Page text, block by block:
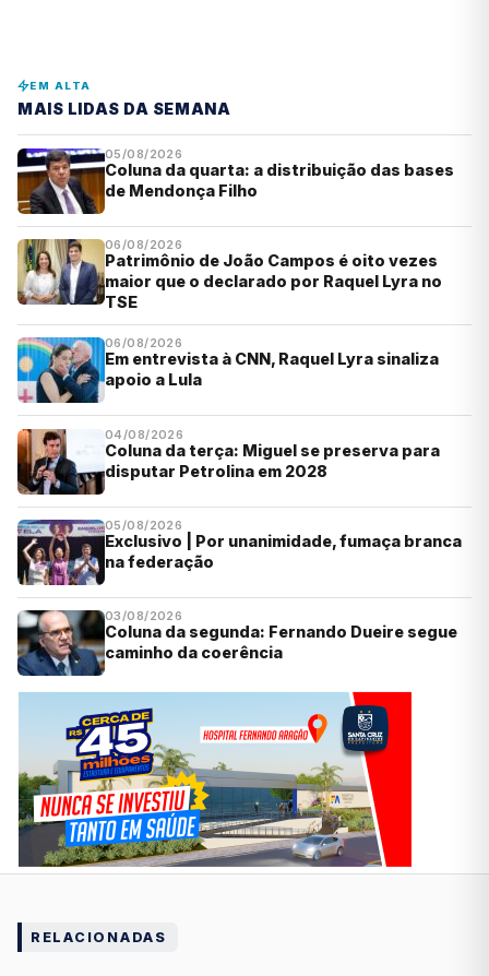
EM ALTA
MAIS LIDAS DA SEMANA
05/08/2026
Coluna da quarta: a distribuição das bases
de Mendonça Filho
06/08/2026
Patrimônio de João Campos é oito vezes
maior que o declarado por Raquel Lyra no
TSE
06/08/2026
Em entrevista à CNN, Raquel Lyra sinaliza
apoio a Lula
04/08/2026
Coluna da terça: Miguel se preserva para
disputar Petrolina em 2028
05/08/2026
Exclusivo | Por unanimidade, fumaça branca
na federação
03/08/2026
Coluna da segunda: Fernando Dueire segue
caminho da coerência
RELACIONADAS